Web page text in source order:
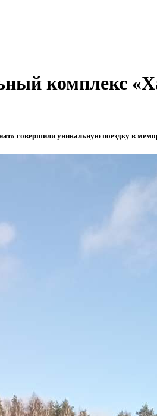
комплекс
совершили уникальную поездку в